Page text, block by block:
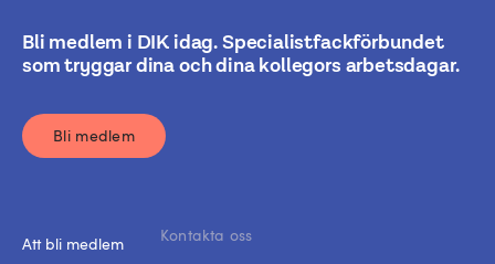
Bli medlem i DIK idag. Specialistfackförbundet
som tryggar dina och dina kollegors arbetsdagar.
Bli medlem
Att bli medlem
Kontakta oss